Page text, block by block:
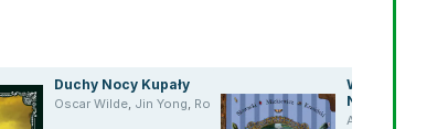
Giuseppe Tomasi di Lampedusa ,Tommaso Landolfi Alberto Moravia
Duchy Nocy Kupały
Oscar Wilde, Jin Yong, Roman Zmorski , Zygmunt Krasiński
Wieszcze
dla dzieci
Adam